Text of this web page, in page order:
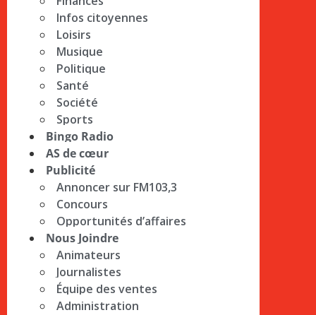
Infos citoyennes
Loisirs
Musique
Politique
Santé
Société
Sports
Bingo Radio
AS de cœur
Publicité
Annoncer sur FM103,3
Concours
Opportunités d’affaires
Nous Joindre
Animateurs
Journalistes
Équipe des ventes
Administration